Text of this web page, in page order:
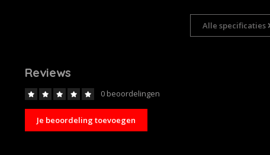
Alle specificaties
Reviews
0 beoordelingen
Je beoordeling toevoegen